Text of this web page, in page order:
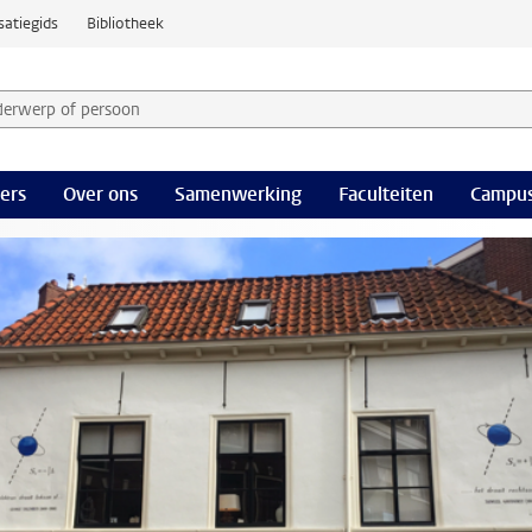
Bibliotheek
of persoon en selecteer categorie
Over ons Samenwerking Faculteiten